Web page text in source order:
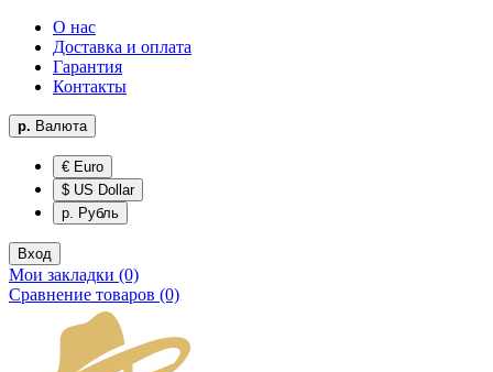
О нас
Доставка и оплата
Гарантия
Контакты
р. Валюта
€ Euro
$ US Dollar
р. Рубль
Вход
Мои закладки (0)
Сравнение товаров (0)